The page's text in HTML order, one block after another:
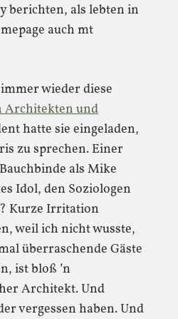
berichten, als lebten in
auch mt
wieder diese
Architekten und
hatte sie eingeladen,
zu sprechen. Einer
als Mike
Idol, den Soziologen
Kurze Irritation
weil ich nicht wusste,
überraschende Gäste
ist bloß ’n
Architekt. Und
vergessen haben. Und